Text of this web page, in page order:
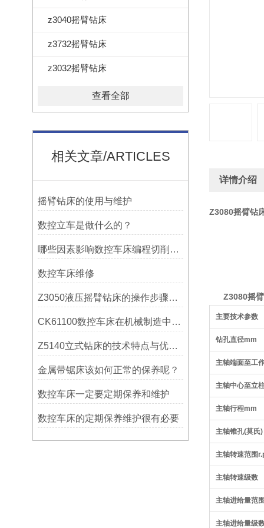
z3040摇臂钻床
z3732摇臂钻床
z3032摇臂钻床
查看全部
相关文章/ARTICLES
摇臂钻床的使用与维护
数控立车是做什么的？
哪些因素影响数控车床编程切削量？
数控车床维修
Z3050液压摇臂钻床的操作步骤与安全注意事项
CK61100数控车床在机械制造中的实际表现
Z5140立式钻床的技术特点与优势分析
金属带锯床该如何正常的保养呢？
数控车床一定要定期保养和维护
数控车床的定期保养维护很有必要
详情介绍
Z3080摇臂钻
Z3080摇
主要技术参数
钻孔直径mm
主轴端面至工
主轴中心至立
主轴行程mm
主轴锥孔(莫氏)
主轴转速范围
主轴转速级数
主轴进给量范
主轴进给量级